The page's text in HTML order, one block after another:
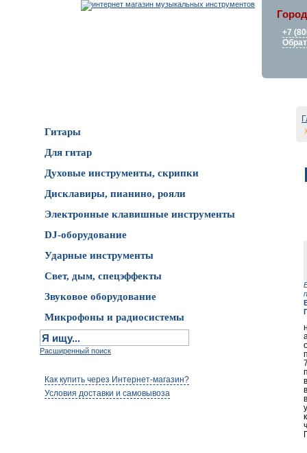
+7
Гитары
Для гитар
Духовые инструменты, скрипки
Дисклавиры, пианино, рояли
Электронные клавишные инструменты
DJ-оборудование
Ударные инструменты
Свет, дым, спецэффекты
Звуковое оборудование
Микрофоны и радиосистемы
Расширенный поиск
Как купить через Интернет-магазин?
Условия доставки и самовывоза